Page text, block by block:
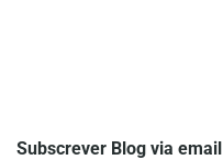
Subscrever Blog via email